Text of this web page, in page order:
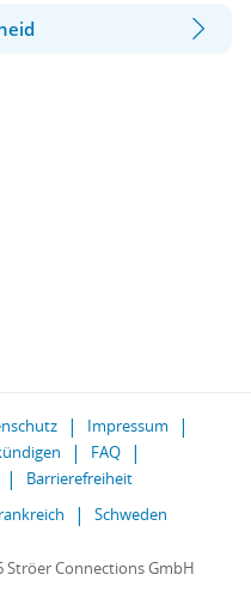
Impressum
FAQ
Barrierefreiheit
Schweden
Ströer Connections GmbH